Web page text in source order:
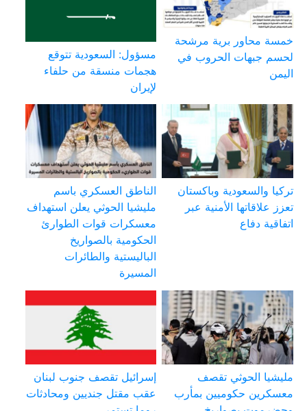
خمسة محاور برية مرشحة
لحسم جبهات الحروب في
اليمن
مسؤول: السعودية تتوقع
هجمات منسقة من حلفاء
لإيران
تركيا والسعودية وباكستان
تعزز علاقاتها الأمنية عبر
اتفاقية دفاع
الناطق العسكري باسم
مليشيا الحوثي يعلن استهداف
معسكرات قوات الطوارئ
الحكومية بالصواريخ
الباليستية والطائرات
المسيرة
مليشيا الحوثي تقصف
معسكرين حكوميين بمأرب
إسرائيل تقصف جنوب لبنان
عقب مقتل جنديين ومحادثات